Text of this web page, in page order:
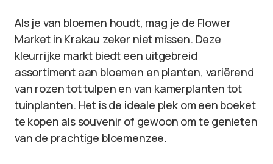
Als je van bloemen houdt, mag je de Flower
Market in Krakau zeker niet missen. Deze
kleurrijke markt biedt een uitgebreid
assortiment aan bloemen en planten, variërend
van rozen tot tulpen en van kamerplanten tot
tuinplanten. Het is de ideale plek om een boeket
te kopen als souvenir of gewoon om te genieten
van de prachtige bloemenzee.